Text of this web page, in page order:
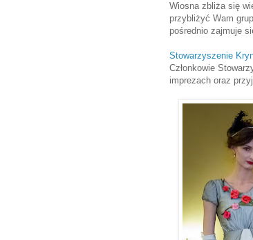
Wiosna zbliża się
przybliżyć Wam
pośrednio zajmuje
Stowarzyszenie
Członkowie
imprezach oraz